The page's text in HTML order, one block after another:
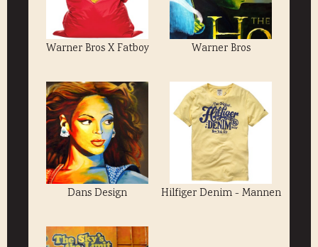
Warner Bros X Fatboy Warner Bros
Dans Design Hilfiger Denim - Mannen